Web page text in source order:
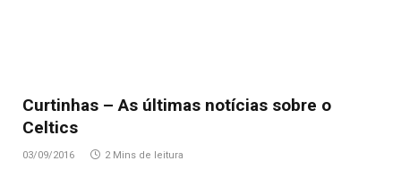
Curtinhas – As últimas notícias sobre o
Celtics
03/09/2016 2 Mins de leitura